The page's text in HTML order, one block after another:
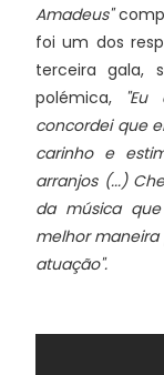
Amadeus"
foi um dos
terceira gala,
polémica, "Eu
concordei que
carinho e
arranjos (...)
da música
melhor maneira
atuação".